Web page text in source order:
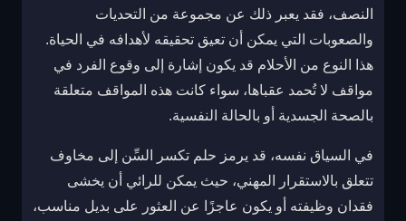
النصف، فقد يعبر ذلك عن مجموعة من التحديات
والصعوبات التي يمكن أن تعيق تحقيقه لأهدافه في الحياة.
هذا النوع من الأحلام قد يكون إشارة إلى وقوع الفرد في
مواقف لا تُحمد عقباها، سواء كانت هذه المواقف متعلقة
بالصحة الجسدية أو بالحالة النفسية.
في السياق نفسه، قد يرمز حلم تكسر السِّن إلى مخاوف
تتعلق بالاستقرار المهني، حيث يمكن للرائي أن يخشى
فقدان وظيفته أو يكون عاجزًا عن العثور على بديل مناسب،